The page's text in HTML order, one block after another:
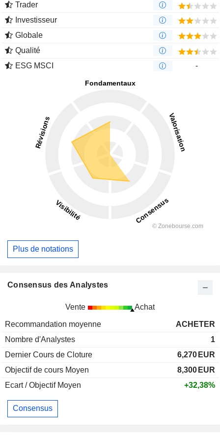
Trader
Investisseur
Globale
Qualité
ESG MSCI
-
Plus de notations
Consensus des Analystes
Vente Achat
Recommandation moyenne
ACHETER
Nombre d'Analystes
1
Dernier Cours de Cloture
6,270 EUR
Objectif de cours Moyen
8,300 EUR
Ecart / Objectif Moyen
+32,38%
Consensus